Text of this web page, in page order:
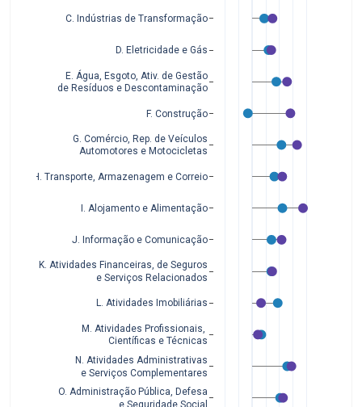
O. Administração Pública, Defesa
e Seguridade Social
N. Atividades Administrativas
e Serviços Complementares
M. Atividades Profissionais,
Científicas e Técnicas
L. Atividades Imobiliárias
K. Atividades Financeiras, de Seguros
e Serviços Relacionados
J. Informação e Comunicação
I. Alojamento e Alimentação
H. Transporte, Armazenagem e Correio
G. Comércio, Rep. de Veículos
Automotores e Motocicletas
F. Construção
E. Água, Esgoto, Ativ. de Gestão
de Resíduos e Descontaminação
D. Eletricidade e Gás
C. Indústrias de Transformação